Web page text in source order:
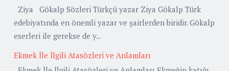
Ziya Gökalp Sözleri Türkçü yazar Ziya Gökalp Türk
edebiyatında en önemli yazar ve şairlerden biridir. Gökalp
eserleri ile gerekse de y...
Ekmek İle İlgili Atasözleri ve Anlamları